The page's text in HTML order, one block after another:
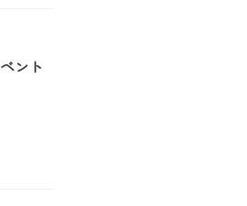
ント